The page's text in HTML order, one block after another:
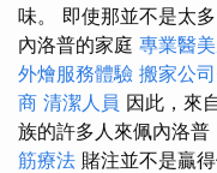
味。 即使那並不是太
內洛普的家庭 專業醫
外燴服務體驗 搬家公
商 清潔人員 因此，來
族的許多人來佩內洛普
筋療法 賭注並不是贏